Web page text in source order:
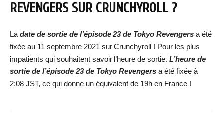
REVENGERS SUR CRUNCHYROLL ?
La date de sortie de l’épisode 23 de Tokyo Revengers a été
fixée au 11 septembre 2021 sur Crunchyroll ! Pour les plus
impatients qui souhaitent savoir l’heure de sortie. L’heure de
sortie de l’épisode 23 de Tokyo Revengers a été fixée à
2:08 JST, ce qui donne un équivalent de 19h en France !